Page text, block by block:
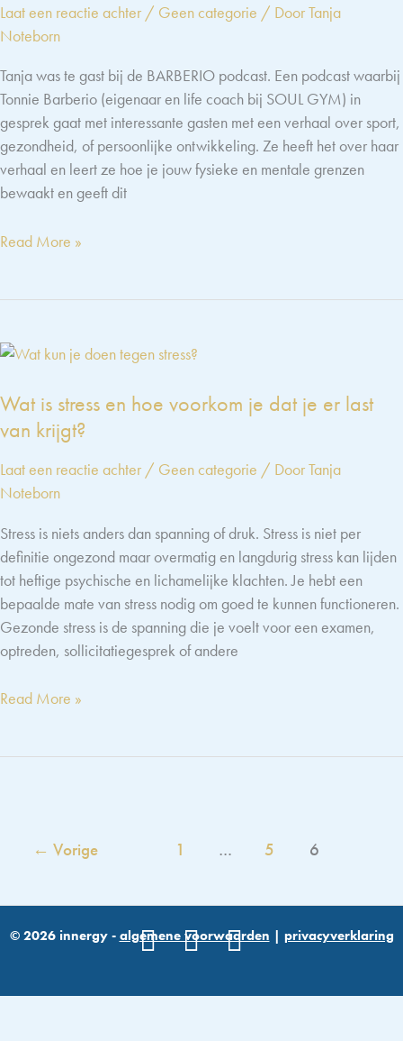
beïnvloeden
Laat een reactie achter / Geen categorie / DoorTanja
Noteborn
Tanja was te gast bij de BARBERIO podcast. Een podcast waarbij
Tonnie Barberio (eigenaar en life coach bij SOUL GYM) in
gesprek gaat met interessante gasten met een verhaal over sport,
gezondheid, of persoonlijke ontwikkeling. Ze heeft het over haar
verhaal en leert ze hoe je jouw fysieke en mentale grenzen
bewaakt en geeft dit
Tanja
over
met
stress
praktische
tips
werk
en
privé
Read More »
Wat is stress en hoe voorkom je dat je er last
van krijgt?
Laat een reactie achter / Geen categorie / DoorTanja
Noteborn
Stress is niets anders dan spanning of druk. Stress is niet per
definitie ongezond maar overmatig en langdurig stress kan lijden
tot heftige psychische en lichamelijke klachten. Je hebt een
bepaalde mate van stress nodig om goed te kunnen functioneren.
Gezonde stress is de spanning die je voelt voor een examen,
optreden, sollicitatiegesprek of andere
Wat
er
last
Read More »
← Vorige 1 … 5 6
© 2026 innergy - algemene voorwaarden | privacyverklaring